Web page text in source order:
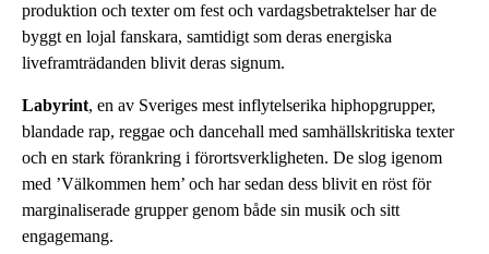
produktion och texter om fest och vardagsbetraktelser har de
byggt en lojal fanskara, samtidigt som deras energiska
liveframträdanden blivit deras signum.
Labyrint, en av Sveriges mest inflytelserika hiphopgrupper,
blandade rap, reggae och dancehall med samhällskritiska texter
och en stark förankring i förortsverkligheten. De slog igenom
med ’Välkommen hem’ och har sedan dess blivit en röst för
marginaliserade grupper genom både sin musik och sitt
engagemang.